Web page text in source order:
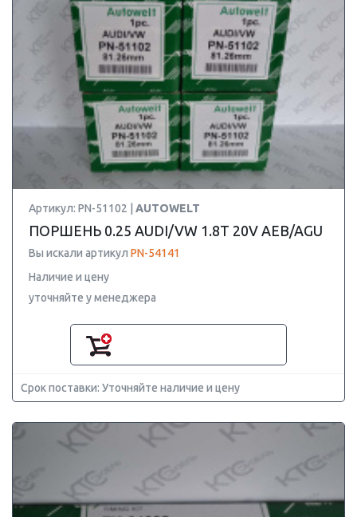
Артикул: PN-51102 | AUTOWELT
ПОРШЕНЬ 0.25 AUDI/VW 1.8T 20V AEB/AGU
Вы искали артикул PN-54141
Наличие и цену
уточняйте у менеджера
Срок поставки: Уточняйте наличие и цену